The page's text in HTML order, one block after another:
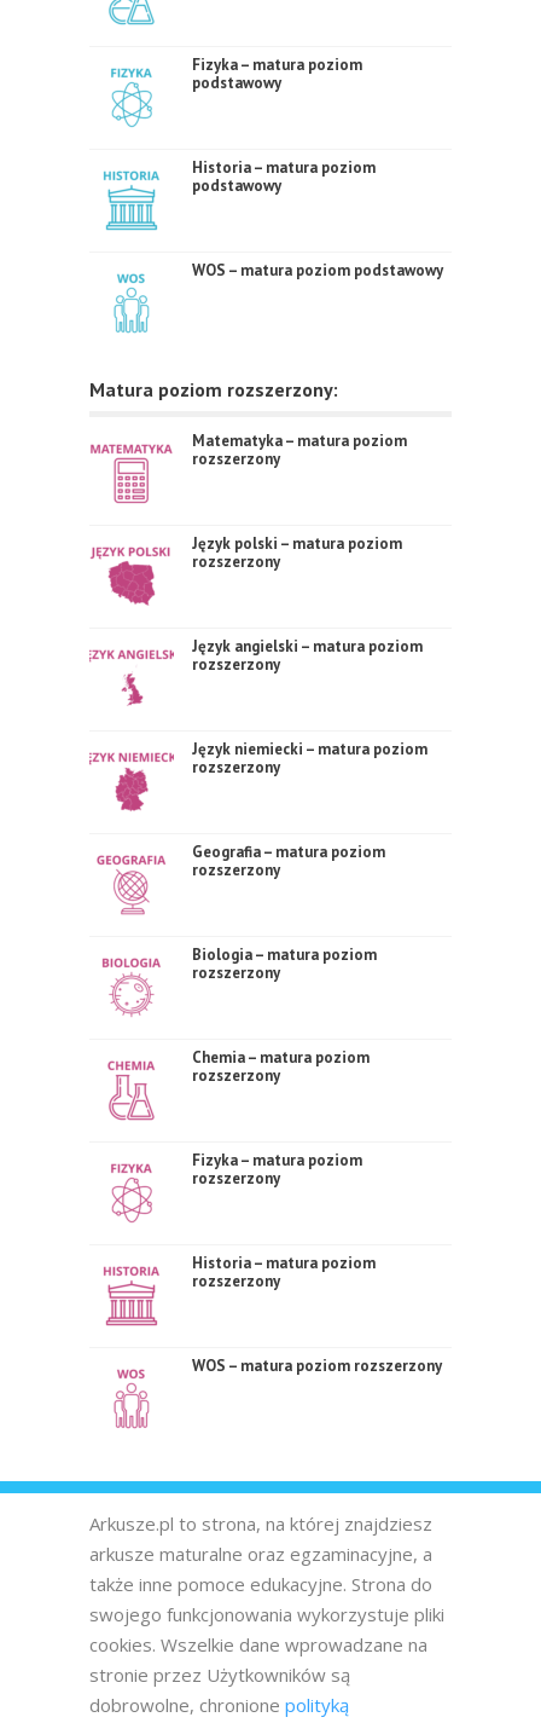
Fizyka – matura poziom
podstawowy
Historia – matura poziom
podstawowy
WOS – matura poziom podstawowy
Matura poziom rozszerzony:
Matematyka – matura poziom
rozszerzony
Język polski – matura poziom
rozszerzony
Język angielski – matura poziom
rozszerzony
Język niemiecki – matura poziom
rozszerzony
Geografia – matura poziom
rozszerzony
Biologia – matura poziom
rozszerzony
Chemia – matura poziom
rozszerzony
Fizyka – matura poziom
rozszerzony
Historia – matura poziom
rozszerzony
WOS – matura poziom rozszerzony
Arkusze.pl to strona, na której znajdziesz
arkusze maturalne oraz egzaminacyjne, a
także inne pomoce edukacyjne. Strona do
swojego funkcjonowania wykorzystuje pliki
cookies. Wszelkie dane wprowadzane na
stronie przez Użytkowników są
dobrowolne, chronione polityką